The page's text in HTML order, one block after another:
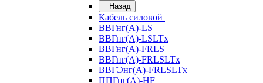
Назад
Кабель силовой
ВВГнг(А)-LS
ВВГнг(А)-LSLTx
ВВГнг(А)-FRLS
ВВГнг(А)-FRLSLTx
ВВГЭнг(А)-FRLSLTx
ППГнг(А)-HF